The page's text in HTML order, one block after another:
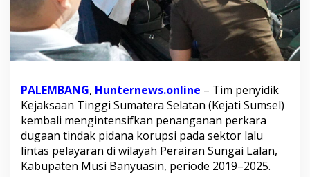
t
i
S
m
l
S
i
t
U
a
PALEMBANG, Hunternews.online – Tim penyidik
Kejaksaan Tinggi Sumatera Selatan (Kejati Sumsel)
kembali mengintensifkan penanganan perkara
dugaan tindak pidana korupsi pada sektor lalu
lintas pelayaran di wilayah Perairan Sungai Lalan,
Kabupaten Musi Banyuasin, periode 2019–2025.